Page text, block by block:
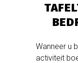
Wanneer u
activiteit